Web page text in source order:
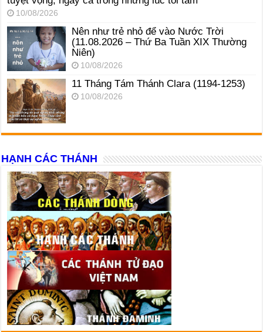
10/08/2026
Nên như trẻ nhỏ để vào Nước Trời
(11.08.2026 – Thứ Ba Tuần XIX Thường
Niên)
10/08/2026
11 Tháng Tám Thánh Clara (1194-1253)
10/08/2026
HẠNH CÁC THÁNH